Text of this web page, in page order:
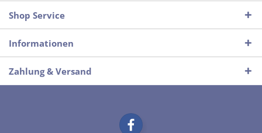
Shop Service
Informationen
Zahlung & Versand